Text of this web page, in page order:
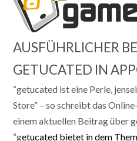
AUSFÜHRLICHER
GETUCATED IN
“getucated ist eine Perle,
Store” – so schreibt das
einem aktuellen Beitrag über
“getucated bietet in dem